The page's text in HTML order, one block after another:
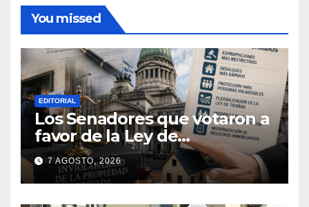
You missed
EDITORIAL
Los Senadores que votaron a
favor de la Ley de
extranjerización de tierras
7 AGOSTO, 2026